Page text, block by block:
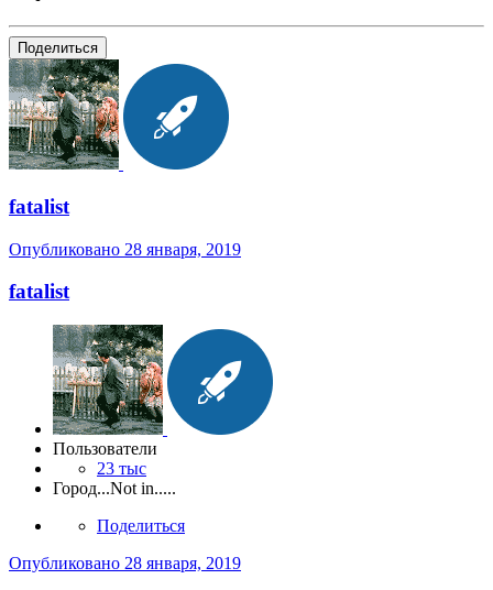
Поделиться
fatalist
Опубликовано 28 января, 2019
fatalist
Пользователи
23 тыс
Город...Not in.....
Поделиться
Опубликовано 28 января, 2019